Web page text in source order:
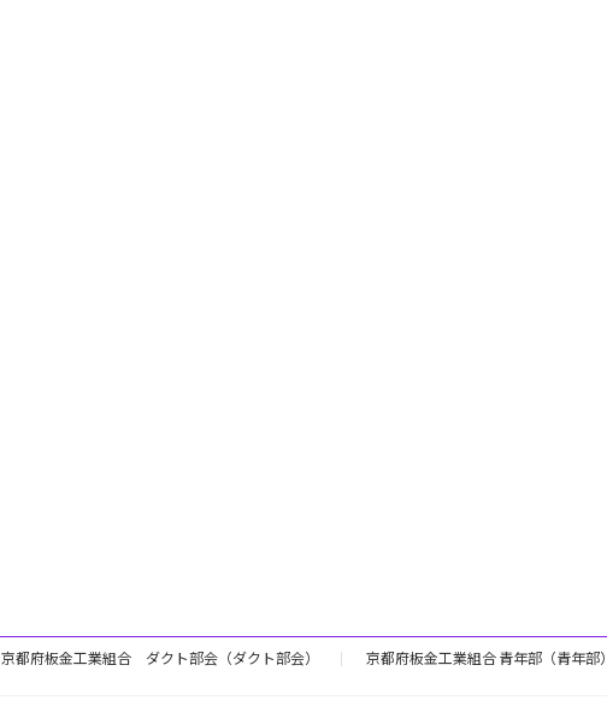
京都府板金工業組合 ダクト部会（ダクト部会） 京都府板金工業組合 青年部（青年部）